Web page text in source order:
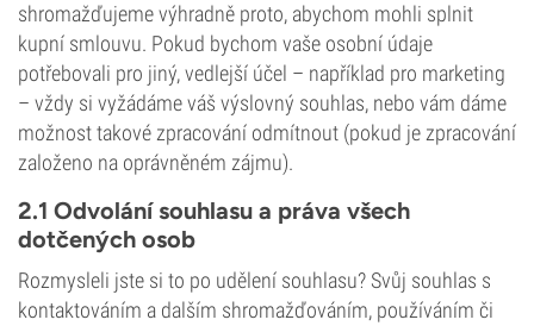
shromažďujeme výhradně proto, abychom mohli splnit
kupní smlouvu. Pokud bychom vaše osobní údaje
potřebovali pro jiný, vedlejší účel – například pro marketing
– vždy si vyžádáme váš výslovný souhlas, nebo vám dáme
možnost takové zpracování odmítnout (pokud je zpracování
založeno na oprávněném zájmu).
2.1 Odvolání souhlasu a práva všech
dotčených osob
Rozmysleli jste si to po udělení souhlasu? Svůj souhlas s
kontaktováním a dalším shromažďováním, používáním či